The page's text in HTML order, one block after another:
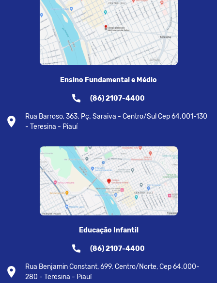
Ensino Fundamental e Médio
(86) 2107-4400
Rua Barroso, 363. Pç. Saraiva - Centro/Sul Cep 64.001-130
- Teresina - Piauí
Educação Infantil
(86) 2107-4400
Rua Benjamin Constant, 699. Centro/Norte, Cep 64.000-
280 - Teresina - Piauí